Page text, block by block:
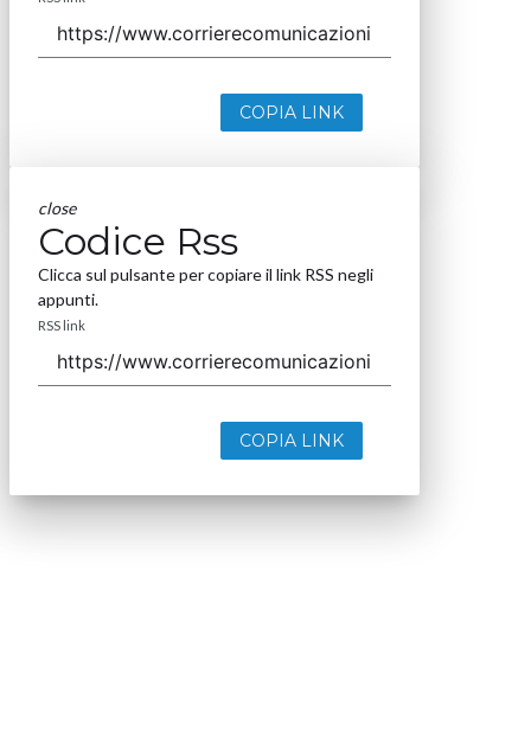
COPIA LINK
close
Codice Rss
Clicca sul pulsante per copiare il link RSS negli
appunti.
RSS link
COPIA LINK